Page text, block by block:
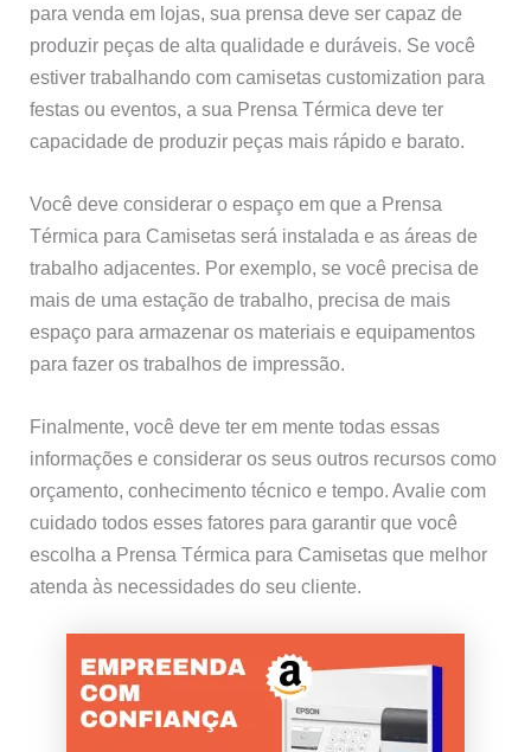
para venda em lojas, sua prensa deve ser capaz de
produzir peças de alta qualidade e duráveis. Se você
estiver trabalhando com camisetas customization para
festas ou eventos, a sua Prensa Térmica deve ter
capacidade de produzir peças mais rápido e barato.
Você deve considerar o espaço em que a Prensa
Térmica para Camisetas será instalada e as áreas de
trabalho adjacentes. Por exemplo, se você precisa de
mais de uma estação de trabalho, precisa de mais
espaço para armazenar os materiais e equipamentos
para fazer os trabalhos de impressão.
Finalmente, você deve ter em mente todas essas
informações e considerar os seus outros recursos como
orçamento, conhecimento técnico e tempo. Avalie com
cuidado todos esses fatores para garantir que você
escolha a Prensa Térmica para Camisetas que melhor
atenda às necessidades do seu cliente.